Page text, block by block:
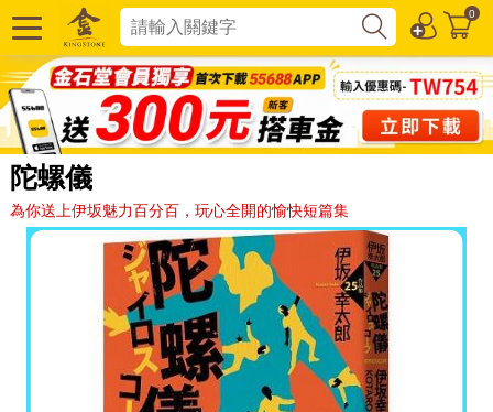
0
陀螺儀
為你送上伊坂魅力百分百，玩心全開的愉快短篇集